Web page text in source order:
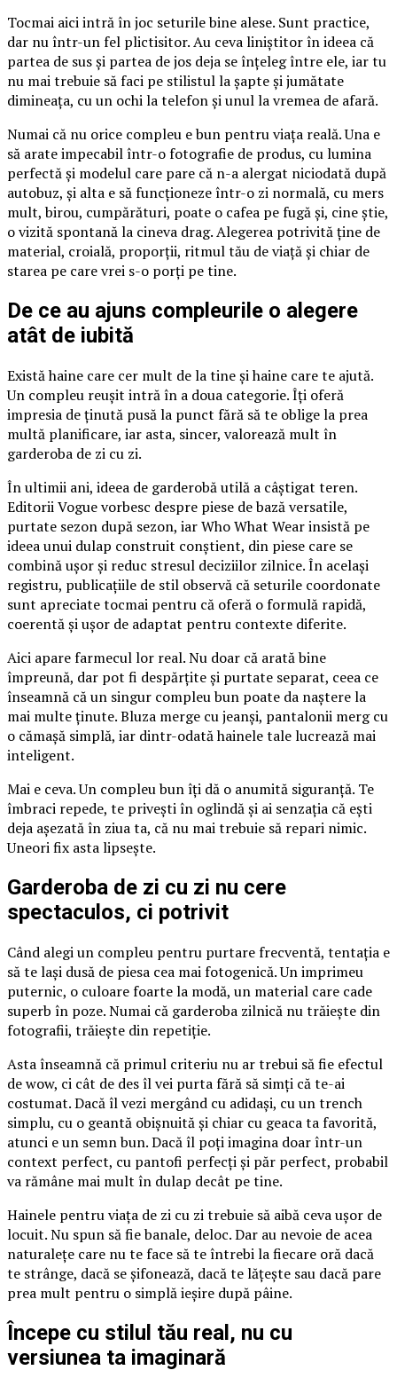
Tocmai aici intră în joc seturile bine alese. Sunt practice,
dar nu într-un fel plictisitor. Au ceva liniștitor în ideea că
partea de sus și partea de jos deja se înțeleg între ele, iar tu
nu mai trebuie să faci pe stilistul la șapte și jumătate
dimineața, cu un ochi la telefon și unul la vremea de afară.
Numai că nu orice compleu e bun pentru viața reală. Una e
să arate impecabil într-o fotografie de produs, cu lumina
perfectă și modelul care pare că n-a alergat niciodată după
autobuz, și alta e să funcționeze într-o zi normală, cu mers
mult, birou, cumpărături, poate o cafea pe fugă și, cine știe,
o vizită spontană la cineva drag. Alegerea potrivită ține de
material, croială, proporții, ritmul tău de viață și chiar de
starea pe care vrei s-o porți pe tine.
De ce au ajuns compleurile o alegere
atât de iubită
Există haine care cer mult de la tine și haine care te ajută.
Un compleu reușit intră în a doua categorie. Îți oferă
impresia de ținută pusă la punct fără să te oblige la prea
multă planificare, iar asta, sincer, valorează mult în
garderoba de zi cu zi.
În ultimii ani, ideea de garderobă utilă a câștigat teren.
Editorii Vogue vorbesc despre piese de bază versatile,
purtate sezon după sezon, iar Who What Wear insistă pe
ideea unui dulap construit conștient, din piese care se
combină ușor și reduc stresul deciziilor zilnice. În același
registru, publicațiile de stil observă că seturile coordonate
sunt apreciate tocmai pentru că oferă o formulă rapidă,
coerentă și ușor de adaptat pentru contexte diferite.
Aici apare farmecul lor real. Nu doar că arată bine
împreună, dar pot fi despărțite și purtate separat, ceea ce
înseamnă că un singur compleu bun poate da naștere la
mai multe ținute. Bluza merge cu jeanși, pantalonii merg cu
o cămașă simplă, iar dintr-odată hainele tale lucrează mai
inteligent.
Mai e ceva. Un compleu bun îți dă o anumită siguranță. Te
îmbraci repede, te privești în oglindă și ai senzația că ești
deja așezată în ziua ta, că nu mai trebuie să repari nimic.
Uneori fix asta lipsește.
Garderoba de zi cu zi nu cere
spectaculos, ci potrivit
Când alegi un compleu pentru purtare frecventă, tentația e
să te lași dusă de piesa cea mai fotogenică. Un imprimeu
puternic, o culoare foarte la modă, un material care cade
superb în poze. Numai că garderoba zilnică nu trăiește din
fotografii, trăiește din repetiție.
Asta înseamnă că primul criteriu nu ar trebui să fie efectul
de wow, ci cât de des îl vei purta fără să simți că te-ai
costumat. Dacă îl vezi mergând cu adidași, cu un trench
simplu, cu o geantă obișnuită și chiar cu geaca ta favorită,
atunci e un semn bun. Dacă îl poți imagina doar într-un
context perfect, cu pantofi perfecți și păr perfect, probabil
va rămâne mai mult în dulap decât pe tine.
Hainele pentru viața de zi cu zi trebuie să aibă ceva ușor de
locuit. Nu spun să fie banale, deloc. Dar au nevoie de acea
naturalețe care nu te face să te întrebi la fiecare oră dacă
te strânge, dacă se șifonează, dacă te lățește sau dacă pare
prea mult pentru o simplă ieșire după pâine.
Începe cu stilul tău real, nu cu
versiunea ta imaginară